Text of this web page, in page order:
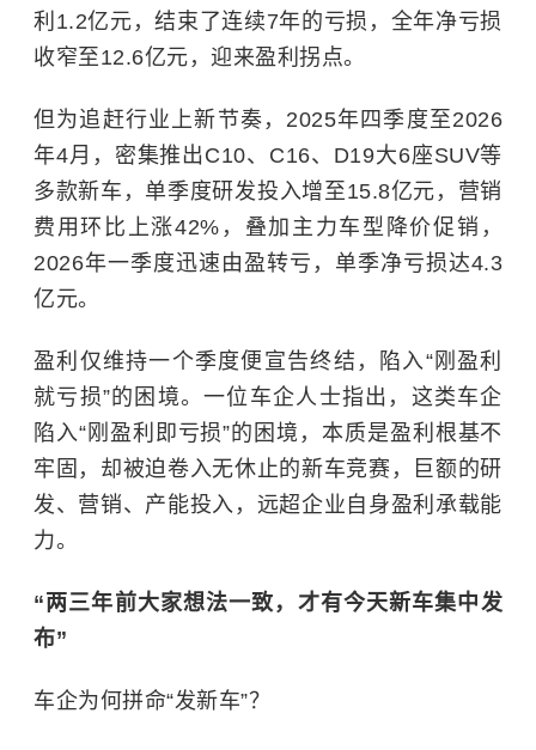
利1.2亿元，结束了连续7年的亏损，全年净亏损
收窄至12.6亿元，迎来盈利拐点。
但为追赶行业上新节奏，2025年四季度至2026
年4月，密集推出C10、C16、D19大6座SUV等
多款新车，单季度研发投入增至15.8亿元，营销
费用环比上涨42%，叠加主力车型降价促销，
2026年一季度迅速由盈转亏，单季净亏损达4.3
亿元。
盈利仅维持一个季度便宣告终结，陷入“刚盈利
就亏损”的困境。一位车企人士指出，这类车企
陷入“刚盈利即亏损”的困境，本质是盈利根基不
牢固，却被迫卷入无休止的新车竞赛，巨额的研
发、营销、产能投入，远超企业自身盈利承载能
力。
“两三年前大家想法一致，才有今天新车集中发
布”
车企为何拼命“发新车”？